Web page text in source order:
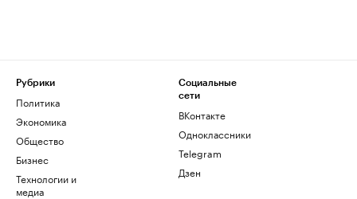
Рубрики
Политика
Экономика
Общество
Бизнес
Технологии и
медиа
Социальные
сети
ВКонтакте
Одноклассники
Telegram
Дзен